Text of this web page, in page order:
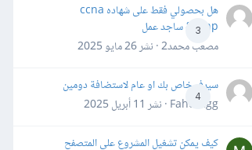
3
هل بحصولي فقط على شهاده ccna
&ccnp ساجد عمل
مصعب محمد2 · نشر
26 مايو 2025
4
سيرفر خاص بك او عام لاستضافة دومين
Fahd Ggg · نشر
11 أبريل 2025
كيف يمكن تشغيل المشروع على المتصفح